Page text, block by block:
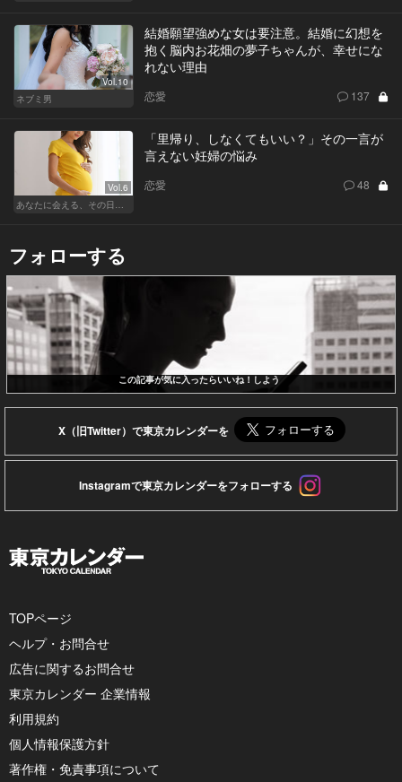
Vol.10
ネブミ男
結婚願望強めな女は要注意。結婚に幻想を
抱く脳内お花畑の夢子ちゃんが、幸せにな
れない理由
恋愛 137
Vol.6
「里帰り、しなくてもいい？」その一言が
言えない妊婦の悩み
恋愛 48
フォローする
この記事が気に入ったらいいね！しよう
X（旧Twitter）で東京カレンダーを
Instagramで東京カレンダーをフォローする
TOPページ
ヘルプ・お問合せ
広告に関するお問合せ
東京カレンダー 企業情報
利用規約
個人情報保護方針
著作権・免責事項について